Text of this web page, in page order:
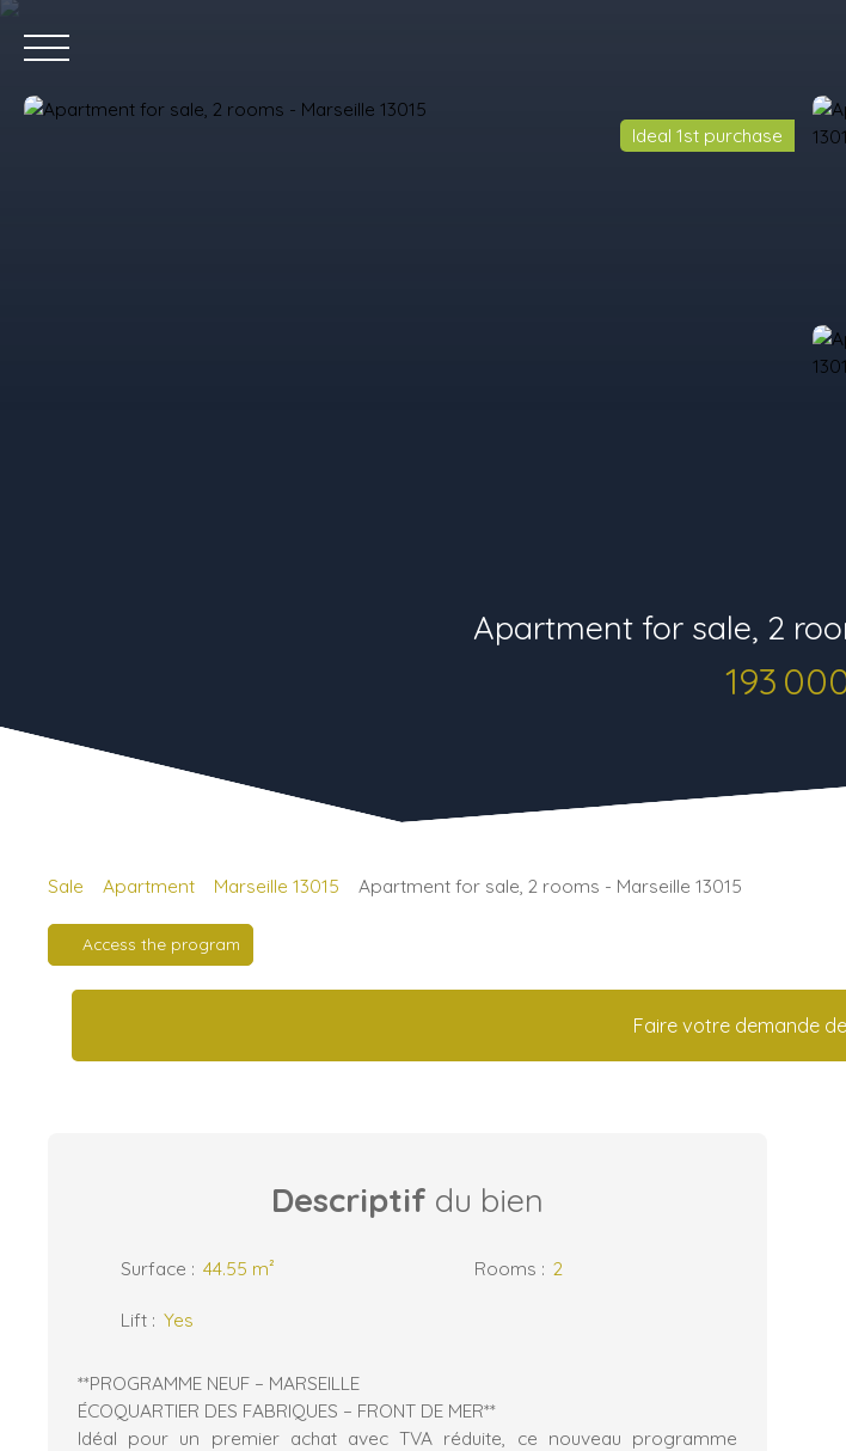
Ideal 1st purchase
Apartment for sale, 2
193
Sale Apartment Marseille 13015 Apartment for sale, 2 rooms - Marseille 13015
Access the program
Faire votre demande
Descriptif du bien
Surface : 44.55 m² Rooms : 2
Lift : Yes
**PROGRAMME NEUF – MARSEILLE
ÉCOQUARTIER DES FABRIQUES – FRONT DE MER**
Idéal pour un premier achat avec TVA réduite, ce nouveau programme